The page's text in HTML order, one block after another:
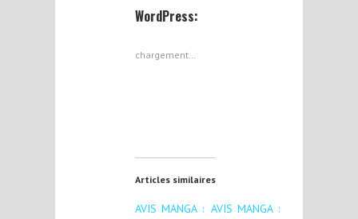
WordPress:
chargement…
Articles similaires
AVIS MANGA : AVIS MANGA :